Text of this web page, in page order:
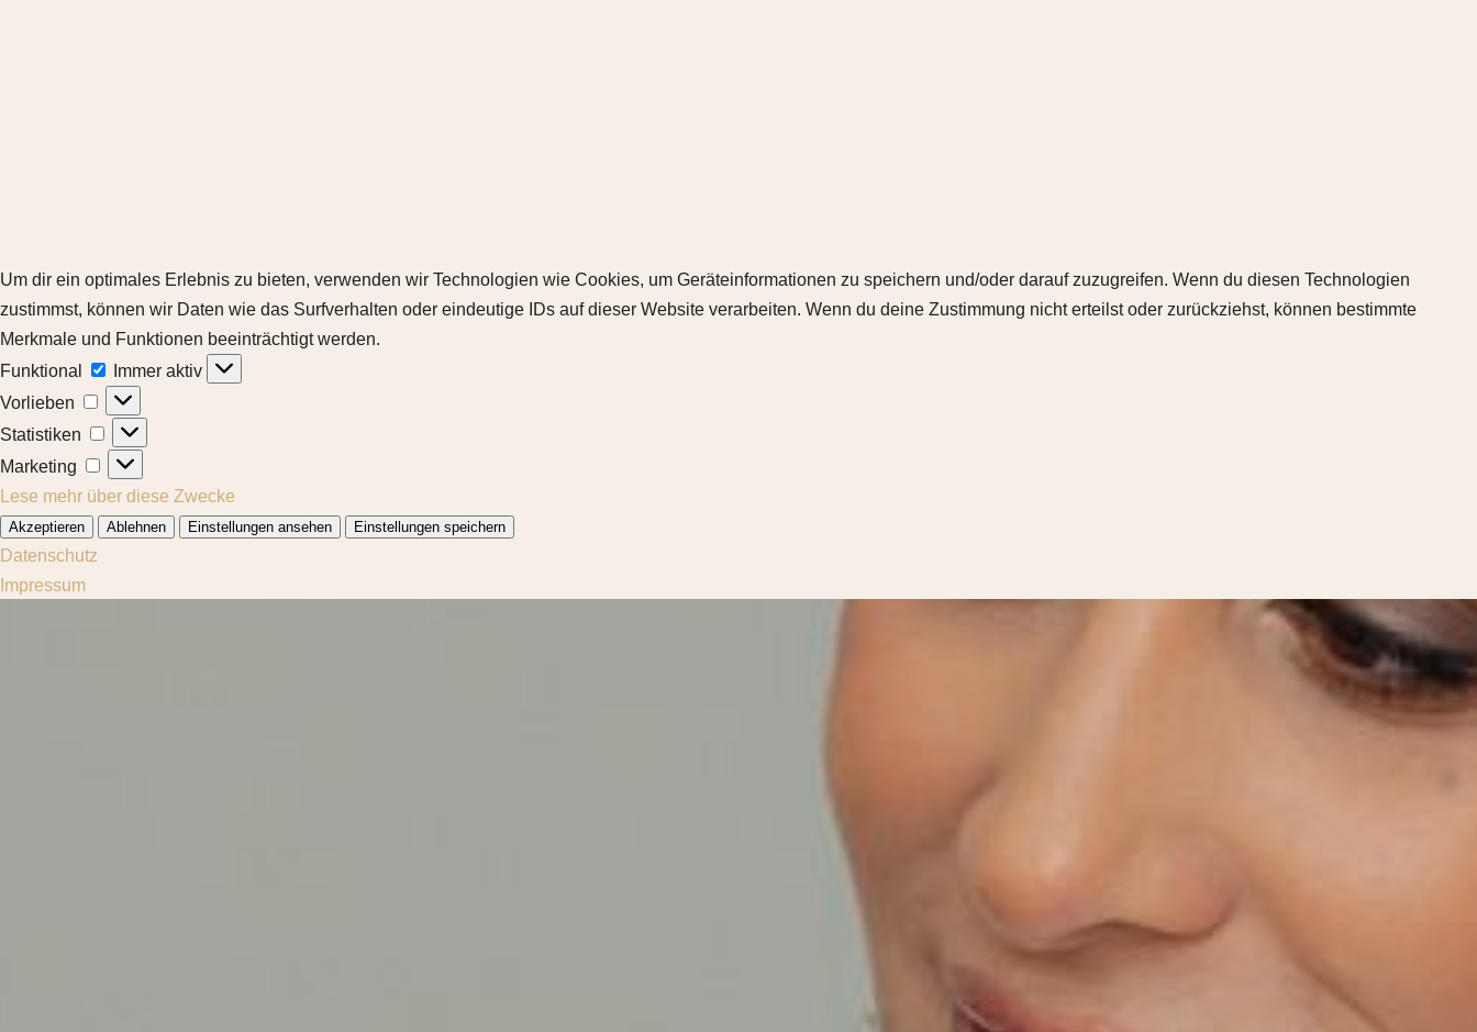
Um dir ein optimales Erlebnis zu bieten, verwenden wir Technologien wie Cookies, um Geräteinformationen zu speichern und/oder darauf zuzugreifen. Wenn du diesen Technologien
zustimmst, können wir Daten wie das Surfverhalten oder eindeutige IDs auf dieser Website verarbeiten. Wenn du deine Zustimmung nicht erteilst oder zurückziehst, können bestimmte
Merkmale und Funktionen beeinträchtigt werden.
Funktional
Funktional
Immer aktiv
Vorlieben
Vorlieben
Statistiken
Statistiken
Marketing
Marketing
Lese mehr über diese Zwecke
Akzeptieren Ablehnen Einstellungen ansehen Einstellungen speichern
Datenschutz
Impressum